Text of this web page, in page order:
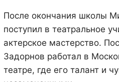
После окончания школы
поступил в театральное
актерское мастерство.
Задорнов работал в
театре, где его талант и